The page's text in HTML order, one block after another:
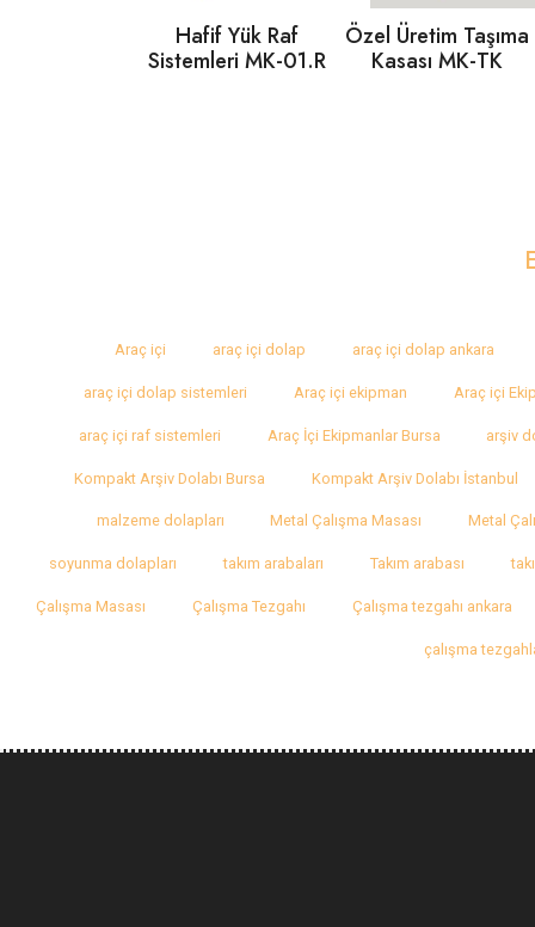
Hafif Yük Raf
Sistemleri MK-01.R
Özel Üretim Taşıma
Kasası MK-TK
Araç içi araç içi dolap araç içi dolap ankara
araç içi dolap sistemleri Araç içi ekipman Araç içi
araç içi raf sistemleri Araç İçi Ekipmanlar Bursa arşiv
Kompakt Arşiv Dolabı Bursa Kompakt Arşiv Dolabı İstanbul
malzeme dolapları Metal Çalışma Masası Metal
soyunma dolapları takım arabaları Takım arabası
Çalışma Masası Çalışma Tezgahı Çalışma tezgahı ankara
çalışma